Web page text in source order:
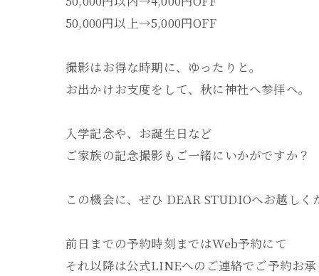
50,000円以上→5,000円OFF
撮影はお得な時期に、ゆったりと。
お出かけお支度をして、秋に神社へ参拝へ。
入学記念や、お誕生日など
ご家族の記念撮影もご一緒にいかがですか？
この機会に、ぜひ DEAR STUDIOへお越しく
前日までの予約時刻まではWeb予約にて
それ以降は公式LINEへのご連絡でご予約お承